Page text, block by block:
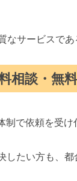
サービスであ
相談・無
で依頼を受け
たい方も、都